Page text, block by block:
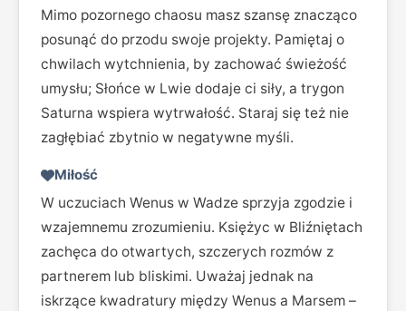
Mimo pozornego chaosu masz szansę znacząco
posunąć do przodu swoje projekty. Pamiętaj o
chwilach wytchnienia, by zachować świeżość
umysłu; Słońce w Lwie dodaje ci siły, a trygon
Saturna wspiera wytrwałość. Staraj się też nie
zagłębiać zbytnio w negatywne myśli.
Miłość
W uczuciach Wenus w Wadze sprzyja zgodzie i
wzajemnemu zrozumieniu. Księżyc w Bliźniętach
zachęca do otwartych, szczerych rozmów z
partnerem lub bliskimi. Uważaj jednak na
iskrzące kwadratury między Wenus a Marsem –